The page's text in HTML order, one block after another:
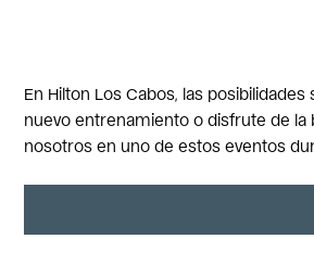
En Hilton Los Cabos, las
nuevo entrenamiento o disfrute de la
nosotros en uno de estos eventos